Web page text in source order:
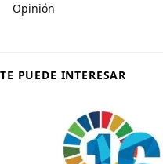
Opinión
TE PUEDE INTERESAR